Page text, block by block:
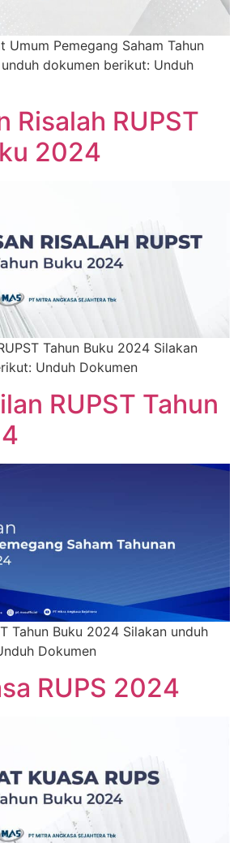
Umum Pemegang Saham Tahun
dokumen berikut: Unduh
Risalah RUPST
2024
Tahun Buku 2024 Silakan
Unduh Dokumen
RUPST Tahun
Tahun Buku 2024 Silakan unduh
Dokumen
RUPS 2024